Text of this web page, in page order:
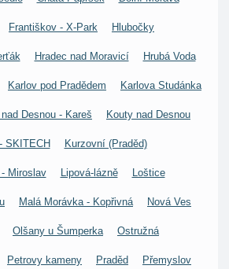
Františkov - X-Park Hlubočky
Hradec nad Moravicí Hrubá Voda
Karlov pod Pradědem Karlova Studánka
Desnou - Kareš Kouty nad Desnou
SKITECH Kurzovní (Praděd)
Miroslav Lipová-lázně Loštice
Malá Morávka - Kopřivná Nová Ves
Olšany u Šumperka Ostružná
Petrovy kameny Praděd Přemyslov